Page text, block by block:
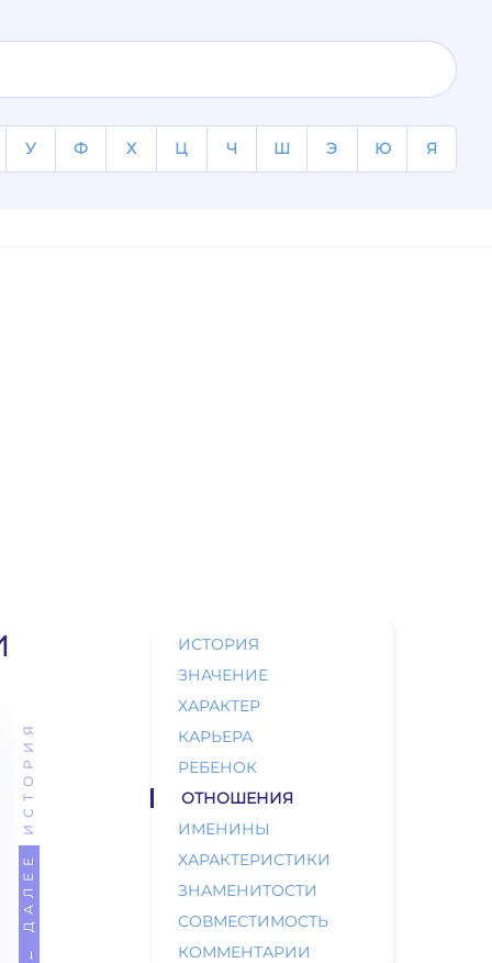
У Ф Х Ц Ч Ш Э Ю Я
← ДАЛЕЕ
ИСТОРИЯ
ИСТОРИЯ
ЗНАЧЕНИЕ
ХАРАКТЕР
КАРЬЕРА
РЕБЕНОК
ОТНОШЕНИЯ
ИМЕНИНЫ
ХАРАКТЕРИСТИКИ
ЗНАМЕНИТОСТИ
СОВМЕСТИМОСТЬ
КОММЕНТАРИИ